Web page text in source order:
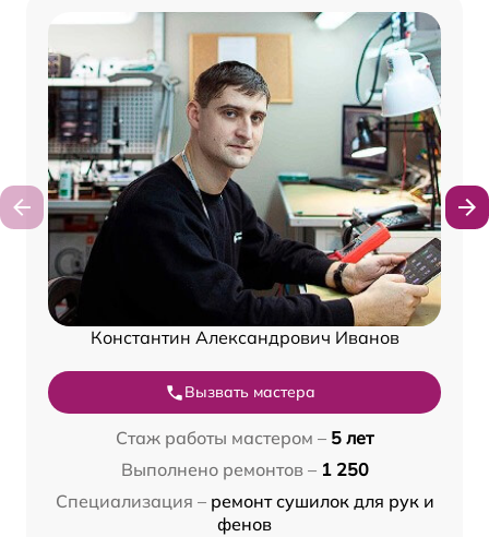
Константин Александрович Иванов
Вызвать мастера
Стаж работы мастером – 5 лет
Выполнено ремонтов – 1 250
Специализация – ремонт сушилок для рук и
фенов